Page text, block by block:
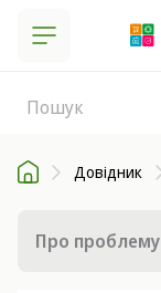
Довідник
Про проблему